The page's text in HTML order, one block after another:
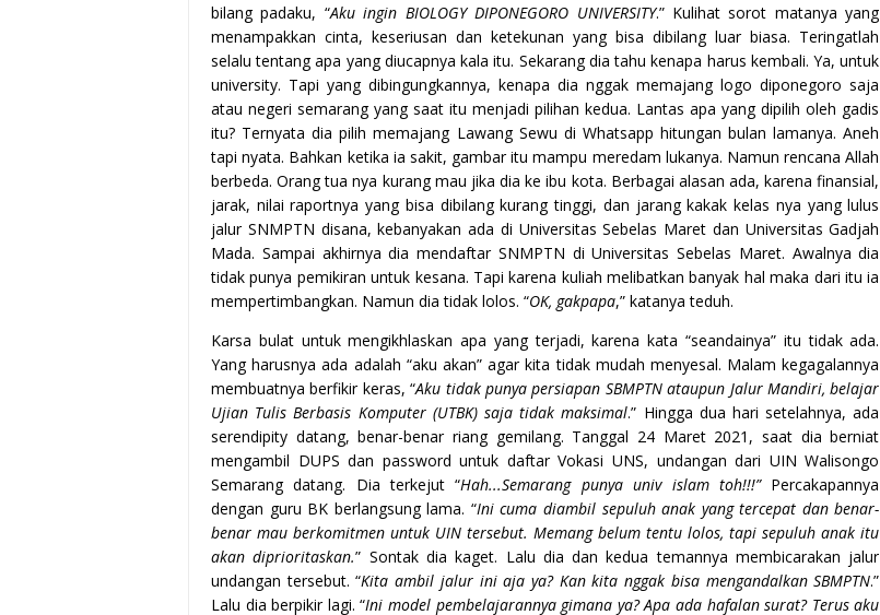
bilang padaku, “Aku ingin BIOLOGY DIPONEGORO UNIVERSITY.” Kulihat sorot matanya yang
menampakkan cinta, keseriusan dan ketekunan yang bisa dibilang luar biasa. Teringatlah
selalu tentang apa yang diucapnya kala itu. Sekarang dia tahu kenapa harus kembali. Ya, untuk
university. Tapi yang dibingungkannya, kenapa dia nggak memajang logo diponegoro saja
atau negeri semarang yang saat itu menjadi pilihan kedua. Lantas apa yang dipilih oleh gadis
itu? Ternyata dia pilih memajang Lawang Sewu di Whatsapp hitungan bulan lamanya. Aneh
tapi nyata. Bahkan ketika ia sakit, gambar itu mampu meredam lukanya. Namun rencana Allah
berbeda. Orang tua nya kurang mau jika dia ke ibu kota. Berbagai alasan ada, karena finansial,
jarak, nilai raportnya yang bisa dibilang kurang tinggi, dan jarang kakak kelas nya yang lulus
jalur SNMPTN disana, kebanyakan ada di Universitas Sebelas Maret dan Universitas Gadjah
Mada. Sampai akhirnya dia mendaftar SNMPTN di Universitas Sebelas Maret. Awalnya dia
tidak punya pemikiran untuk kesana. Tapi karena kuliah melibatkan banyak hal maka dari itu ia
mempertimbangkan. Namun dia tidak lolos. “OK, gakpapa,” katanya teduh.
Karsa bulat untuk mengikhlaskan apa yang terjadi, karena kata “seandainya” itu tidak ada.
Yang harusnya ada adalah “aku akan” agar kita tidak mudah menyesal. Malam kegagalannya
membuatnya berfikir keras, “Aku tidak punya persiapan SBMPTN ataupun Jalur Mandiri, belajar
Ujian Tulis Berbasis Komputer (UTBK) saja tidak maksimal.” Hingga dua hari setelahnya, ada
serendipity datang, benar-benar riang gemilang. Tanggal 24 Maret 2021, saat dia berniat
mengambil DUPS dan password untuk daftar Vokasi UNS, undangan dari UIN Walisongo
Semarang datang. Dia terkejut “Hah...Semarang punya univ islam toh!!!”Percakapannya
dengan guru BK berlangsung lama. “Ini cuma diambil sepuluh anak yang tercepat dan benar-
benar mau berkomitmen untuk UIN tersebut. Memang belum tentu lolos, tapi sepuluh anak itu
akan diprioritaskan.” Sontak dia kaget. Lalu dia dan kedua temannya membicarakan jalur
undangan tersebut. “Kita ambil jalur ini aja ya? Kan kita nggak bisa mengandalkan SBMPTN.”
Lalu dia berpikir lagi. “Ini model pembelajarannya gimana ya? Apa ada hafalan surat? Terus aku